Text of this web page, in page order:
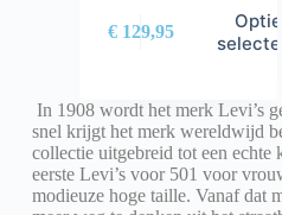
€129,95
Opties
In 1908 wordt het merk Levi’s
snel krijgt het merk wereldwijd
collectie uitgebreid tot een
eerste Levi’s voor 501 voor
modieuze hoge taille. Vanaf dat